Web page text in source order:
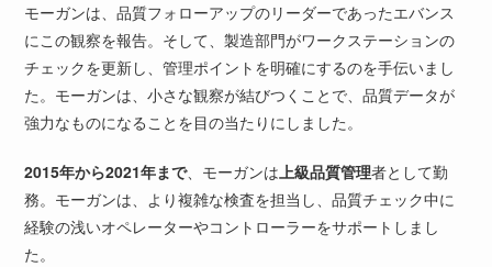
モーガンは、品質フォローアップのリーダーであったエバンス
にこの観察を報告。そして、製造部門がワークステーションの
チェックを更新し、管理ポイントを明確にするのを手伝いまし
た。モーガンは、小さな観察が結びつくことで、品質データが
強力なものになることを目の当たりにしました。
2015年から2021年まで、モーガンは上級品質管理者として勤
務。モーガンは、より複雑な検査を担当し、品質チェック中に
経験の浅いオペレーターやコントローラーをサポートしまし
た。